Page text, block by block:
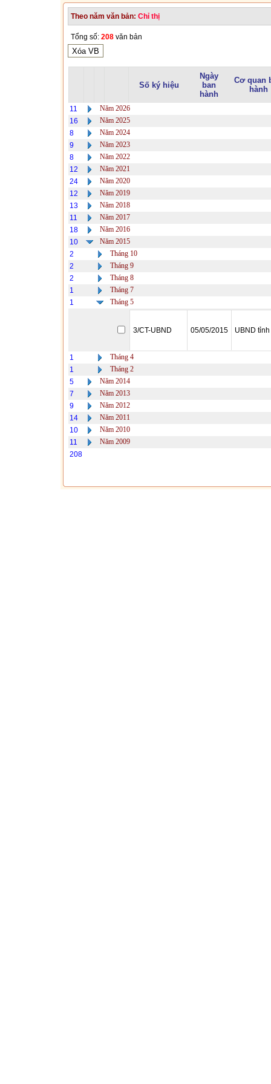
Theo năm văn bản: Chỉ thị
Tổng số: 208 văn bản
Số ký hiệu
Ngày
ban
hành
Cơ quan
hành
11
Năm 2026
16
Năm 2025
8
Năm 2024
9
Năm 2023
8
Năm 2022
12
Năm 2021
24
Năm 2020
12
Năm 2019
13
Năm 2018
11
Năm 2017
18
Năm 2016
10
Năm 2015
2
Tháng 10
2
Tháng 9
2
Tháng 8
1
Tháng 7
1
Tháng 5
3/CT-UBND 05/05/2015 UBND tỉnh
1
Tháng 4
1
Tháng 2
5
Năm 2014
7
Năm 2013
9
Năm 2012
14
Năm 2011
10
Năm 2010
11
Năm 2009
208